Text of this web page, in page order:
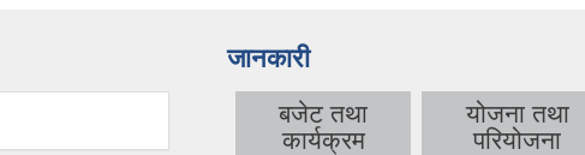
जानकारी
बजेट तथा
कार्यक्रम
योजना तथा
परियोजना